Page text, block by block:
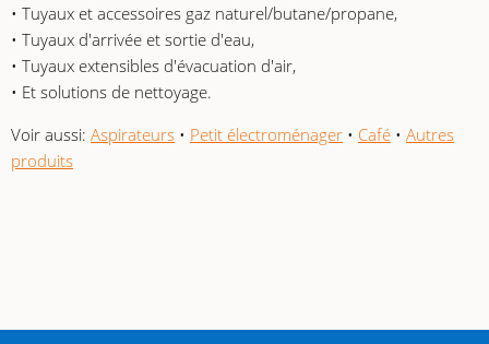
• Tuyaux et accessoires gaz naturel/butane/propane,
• Tuyaux d'arrivée et sortie d'eau,
• Tuyaux extensibles d'évacuation d'air,
• Et solutions de nettoyage.
Voir aussi: Aspirateurs • Petit électroménager • Café • Autres
produits